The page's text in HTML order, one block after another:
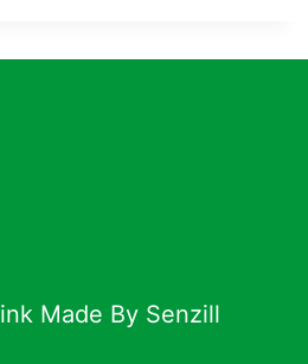
Made By Senzill